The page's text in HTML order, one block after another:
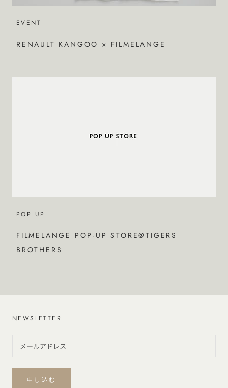
EVENT
RENAULT KANGOO × FILMELANGE
POP UP
FILMELANGE POP-UP STORE@TIGERS
BROTHERS
NEWSLETTER
申し込む